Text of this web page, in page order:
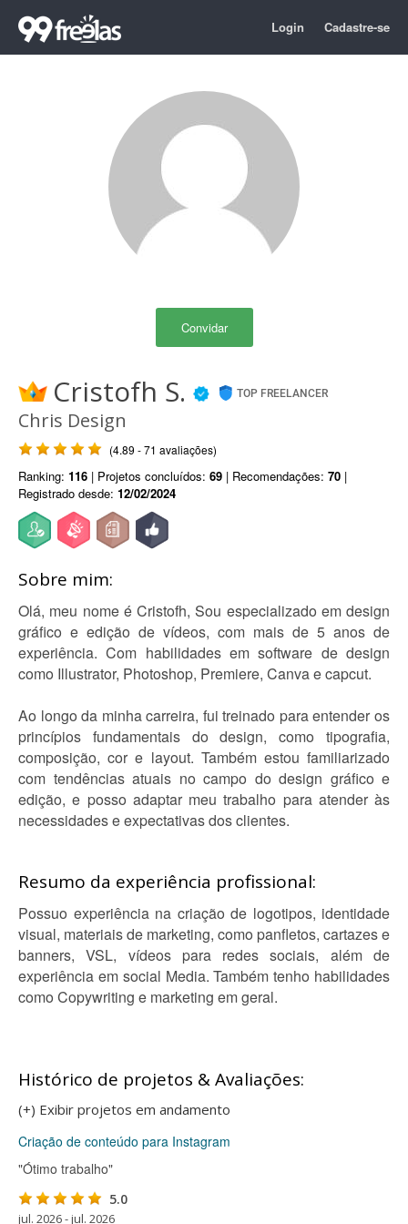
Login Cadastre-se
Convidar
Cristofh S. TOP FREELANCER
Chris Design
(4.89 - 71 avaliações)
Ranking: 116 | Projetos concluídos: 69 | Recomendações: 70 |
Registrado desde: 12/02/2024
Sobre mim:
Olá, meu nome é Cristofh, Sou especializado em design
gráfico e edição de vídeos, com mais de 5 anos de
experiência. Com habilidades em software de design
como Illustrator, Photoshop, Premiere, Canva e capcut.
Ao longo da minha carreira, fui treinado para entender os
princípios fundamentais do design, como tipografia,
composição, cor e layout. Também estou familiarizado
com tendências atuais no campo do design gráfico e
edição, e posso adaptar meu trabalho para atender às
necessidades e expectativas dos clientes.
Resumo da experiência profissional:
Possuo experiência na criação de logotipos, identidade
visual, materiais de marketing, como panfletos, cartazes e
banners, VSL, vídeos para redes sociais, além de
experiência em social Media. Também tenho habilidades
como Copywriting e marketing em geral.
Histórico de projetos & Avaliações:
(+) Exibir projetos em andamento
Criação de conteúdo para Instagram
"Ótimo trabalho"
5.0
jul. 2026 - jul. 2026